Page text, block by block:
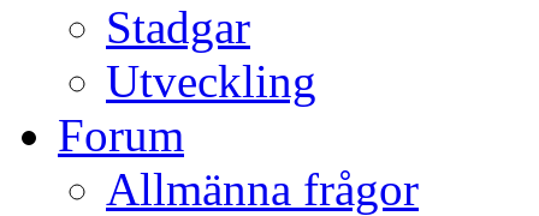
Stadgar
Utveckling
Forum
Allmänna frågor